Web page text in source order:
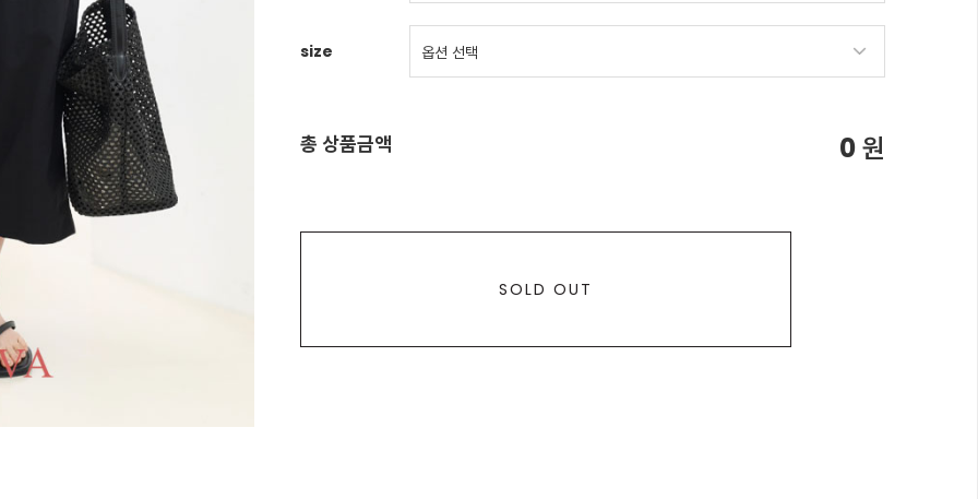
size
총 상품금액 0원
SOLD OUT